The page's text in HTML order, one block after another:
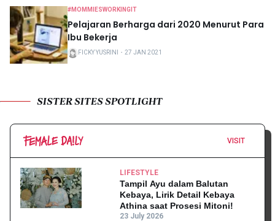
#MOMMIESWORKINGIT
Pelajaran Berharga dari 2020 Menurut Para
Ibu Bekerja
FICKY YUSRINI ・ 27 JAN 2021
SISTER SITES SPOTLIGHT
VISIT
LIFESTYLE
Tampil Ayu dalam Balutan
Kebaya, Lirik Detail Kebaya
Athina saat Prosesi Mitoni!
23 July 2026